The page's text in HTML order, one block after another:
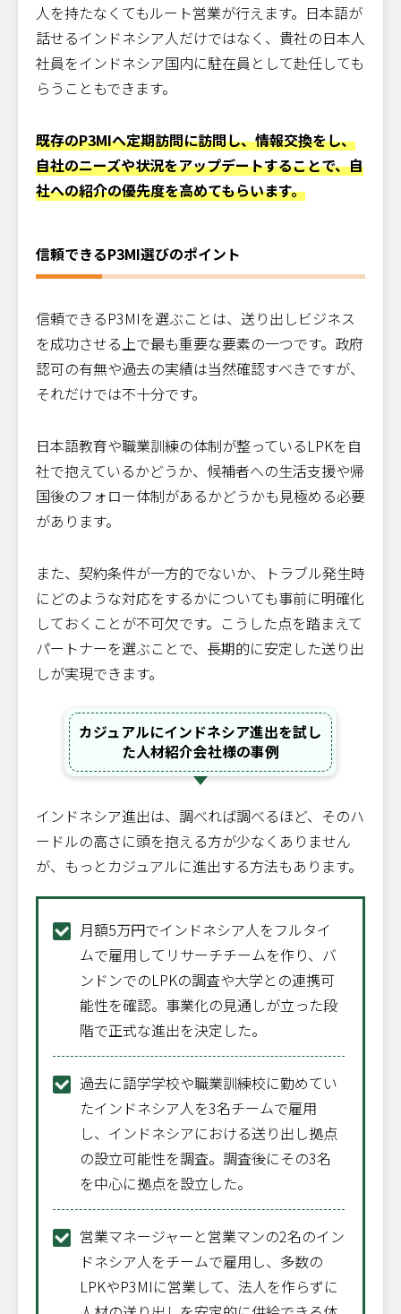
人を持たなくてもルート営業が行えます。日本語が
話せるインドネシア人だけではなく、貴社の日本人
社員をインドネシア国内に駐在員として赴任しても
らうこともできます。
既存のP3MIへ定期訪問に訪問し、情報交換をし、
自社のニーズや状況をアップデートすることで、自
社への紹介の優先度を高めてもらいます。
信頼できるP3MI選びのポイント
信頼できるP3MIを選ぶことは、送り出しビジネス
を成功させる上で最も重要な要素の一つです。政府
認可の有無や過去の実績は当然確認すべきですが、
それだけでは不十分です。
日本語教育や職業訓練の体制が整っているLPKを自
社で抱えているかどうか、候補者への生活支援や帰
国後のフォロー体制があるかどうかも見極める必要
があります。
また、契約条件が一方的でないか、トラブル発生時
にどのような対応をするかについても事前に明確化
しておくことが不可欠です。こうした点を踏まえて
パートナーを選ぶことで、長期的に安定した送り出
しが実現できます。
カジュアルにインドネシア進出を試し
た人材紹介会社様の事例
インドネシア進出は、調べれば調べるほど、そのハ
ードルの高さに頭を抱える方が少なくありません
が、もっとカジュアルに進出する方法もあります。
月額5万円でインドネシア人をフルタイ
ムで雇用してリサーチチームを作り、バ
ンドンでのLPKの調査や大学との連携可
能性を確認。事業化の見通しが立った段
階で正式な進出を決定した。
過去に語学学校や職業訓練校に勤めてい
たインドネシア人を3名チームで雇用
し、インドネシアにおける送り出し拠点
の設立可能性を調査。調査後にその3名
を中心に拠点を設立した。
営業マネージャーと営業マンの2名のイン
ドネシア人をチームで雇用し、多数の
LPKやP3MIに営業して、法人を作らずに